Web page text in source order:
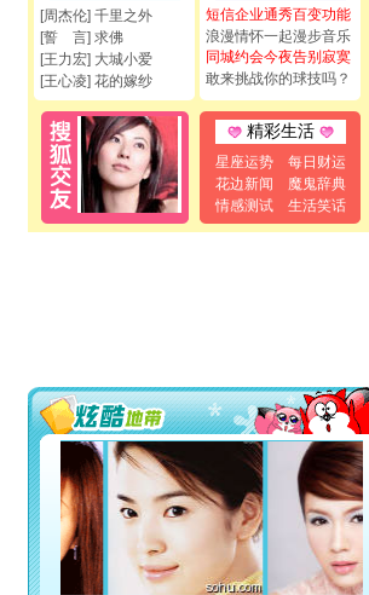
[周杰伦] 千里之外
[誓 言] 求佛
[王力宏] 大城小爱
[王心凌] 花的嫁纱
短信企业通秀百变功能
浪漫情怀一起漫步音乐
同城约会今夜告别寂寞
敢来挑战你的球技吗？
精彩生活
星座运势
每日财运
花边新闻
魔鬼辞典
情感测试
生活笑话